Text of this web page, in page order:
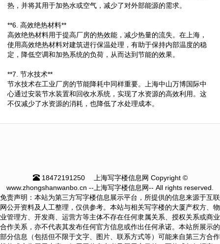
热，并将其用于加热水或空气，减少了对外部能源的需求。
**6. 高效绝热材料**
高效绝热材料用于提高厂房的热效能，减少热量的流失。在上海，
使用高效绝热材料对建筑进行保温处理，有助于保持内部温度的稳
定，降低空调和加热系统的负荷，从而达到节能的效果。
**7. 节水技术**
节水技术在工业厂房的节能降耗中同样重要。上海中山万博国际中
心通过安装节水装置和回收水系统，实现了水资源的高效利用。这
不仅减少了水资源的消耗，也降低了水处理成本。
18472191250
上海写字楼信息网 Copyright ©
www.zhongshanwanbo.cn --上海写字楼信息网-- All rights reserved.
免责声明：本站为第三方写字楼信息展示平台，所提供的信息来源于互联
网公开资料及人工整理，仅供参考。本站与相关写字楼的大厦产权方、物
业管理方、开发商、运营方等主体不存在任何隶属关系、授权关系或商业
合作关系，亦不代表其发布任何官方信息或作出任何承诺。本站所展示的
部分信息（包括但不限于文字、图片、联系方式等）可能来自第三方合作